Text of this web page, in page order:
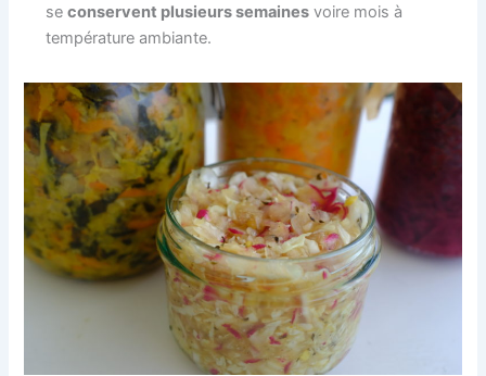
seconservent plusieurs semaines voire mois à
température ambiante.